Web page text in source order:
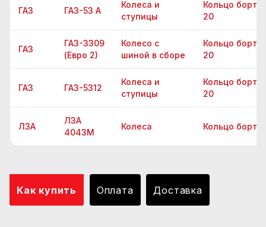
ГАЗ ГАЗ-53 А
Колеса и
ступицы
Кольцо
20
ГАЗ
ГАЗ-3309
(Евро 2)
Колесо с
шиной в сборе
Кольцо
20
ГАЗ ГАЗ-5312
Колеса и
ступицы
Кольцо
20
ЛЗА
ЛЗА
4043М
Колеса Кольцо
Как купить Оплата Доставка